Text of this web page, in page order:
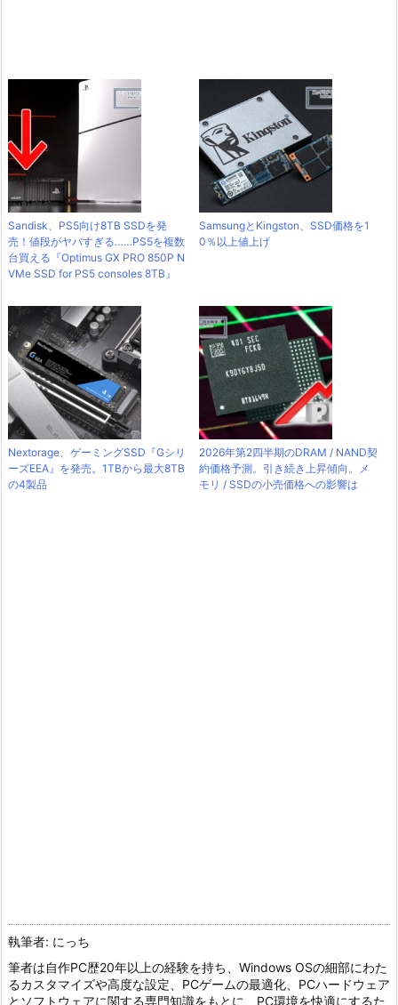
Sandisk、PS5向け8TB SSDを発
売！値段がヤバすぎる……PS5を複数
台買える『Optimus GX PRO 850P N
VMe SSD for PS5 consoles 8TB』
SamsungとKingston、SSD価格を1
0％以上値上げ
Nextorage、ゲーミングSSD『Gシリ
ーズEEA』を発売。1TBから最大8TB
の4製品
2026年第2四半期のDRAM / NAND契
約価格予測。引き続き上昇傾向。メ
モリ / SSDの小売価格への影響は
執筆者: にっち
筆者は自作PC歴20年以上の経験を持ち、Windows OSの細部にわた
るカスタマイズや高度な設定、PCゲームの最適化、PCハードウェア
とソフトウェアに関する専門知識をもとに、PC環境を快適にするた